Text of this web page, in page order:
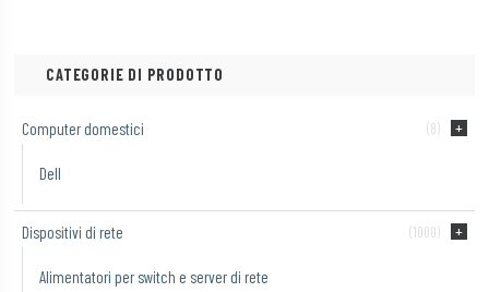
CATEGORIE DI PRODOTTO
Computer domestici (8)
Dell
Dispositivi di rete (1000)
Alimentatori per switch e server di rete